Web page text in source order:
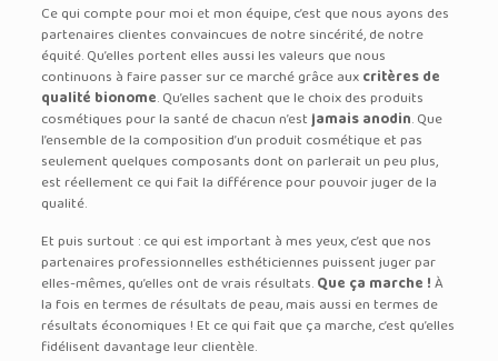
Ce qui compte pour moi et mon équipe, c’est que nous ayons des
partenaires clientes convaincues de notre sincérité, de notre
équité. Qu’elles portent elles aussi les valeurs que nous
continuons à faire passer sur ce marché grâce auxcritères de
qualité bionome. Qu’elles sachent que le choix des produits
cosmétiques pour la santé de chacun n’estjamais anodin. Que
l’ensemble de la composition d’un produit cosmétique et pas
seulement quelques composants dont on parlerait un peu plus,
est réellement ce qui fait la différence pour pouvoir juger de la
qualité.
Et puis surtout : ce qui est important à mes yeux, c’est que nos
partenaires professionnelles esthéticiennes puissent juger par
elles-mêmes, qu’elles ont de vrais résultats.Que ça marche !À
la fois en termes de résultats de peau, mais aussi en termes de
résultats économiques ! Et ce qui fait que ça marche, c’est qu’elles
fidélisent davantage leur clientèle.